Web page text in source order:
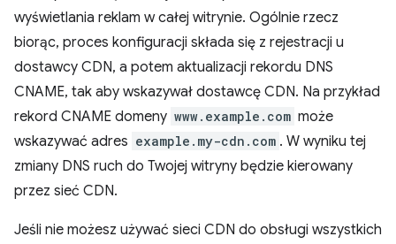
wyświetlania reklam w całej witrynie. Ogólnie rzecz
biorąc, proces konfiguracji składa się z rejestracji u
dostawcy CDN, a potem aktualizacji rekordu DNS
CNAME, tak aby wskazywał dostawcę CDN. Na przykład
rekord CNAME domeny www.example.com może
wskazywać adres example.my-cdn.com . W wyniku tej
zmiany DNS ruch do Twojej witryny będzie kierowany
przez sieć CDN.
Jeśli nie możesz używać sieci CDN do obsługi wszystkich